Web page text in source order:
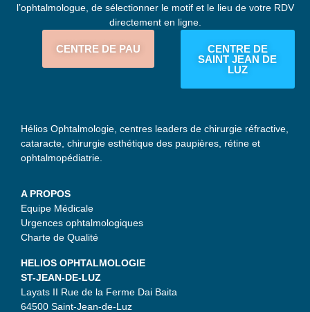
l’ophtalmologue, de sélectionner le motif et le lieu de votre RDV
directement en ligne.
CENTRE DE PAU
CENTRE DE
SAINT JEAN DE
LUZ
Hélios Ophtalmologie, centres leaders de chirurgie réfractive,
cataracte, chirurgie esthétique des paupières, rétine et
ophtalmopédiatrie.
A PROPOS
Equipe Médicale
Urgences ophtalmologiques
Charte de Qualité
HELIOS OPHTALMOLOGIE
ST-JEAN-DE-LUZ
Layats II Rue de la Ferme Dai Baita
64500 Saint-Jean-de-Luz